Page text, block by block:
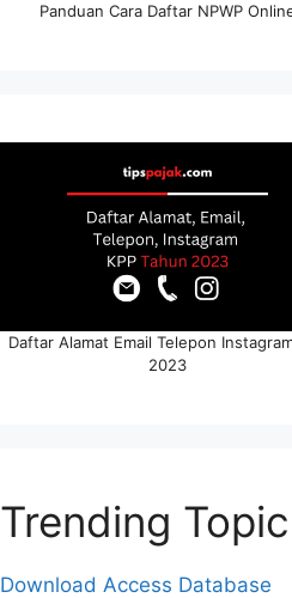
Panduan Cara Daftar NPWP
Daftar Alamat Email Telepon
2023
Trending Topic
Download Access Database